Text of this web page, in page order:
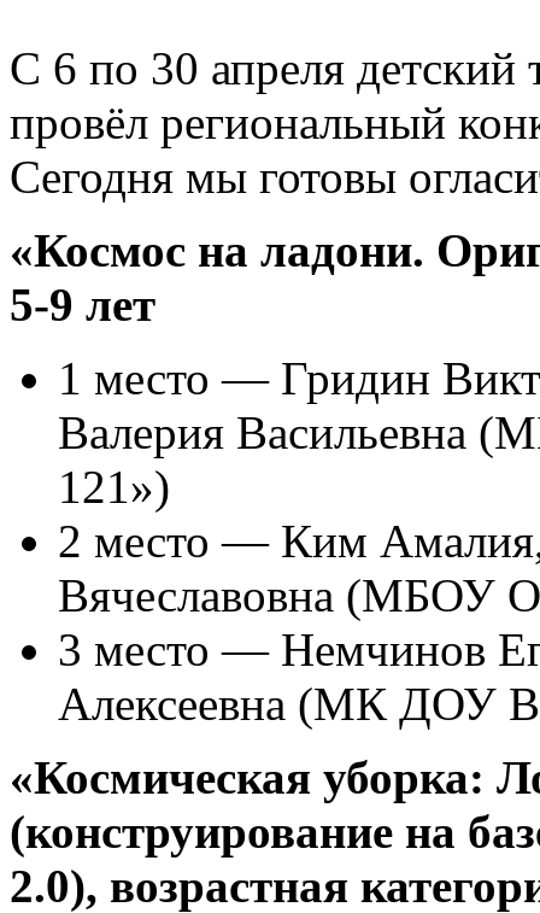
С 6 по 30 апреля
провёл региональный
Сегодня мы готовы
«Космос на ладони.
5-9 лет
1 место — Гридин
Валерия Васильевна
121»)
2 место — Ким Амалия,
Вячеславовна (МБОУ
3 место — Немчинов
Алексеевна (МК ДОУ
«Космическая уборка:
(конструирование на
2.0), возрастная